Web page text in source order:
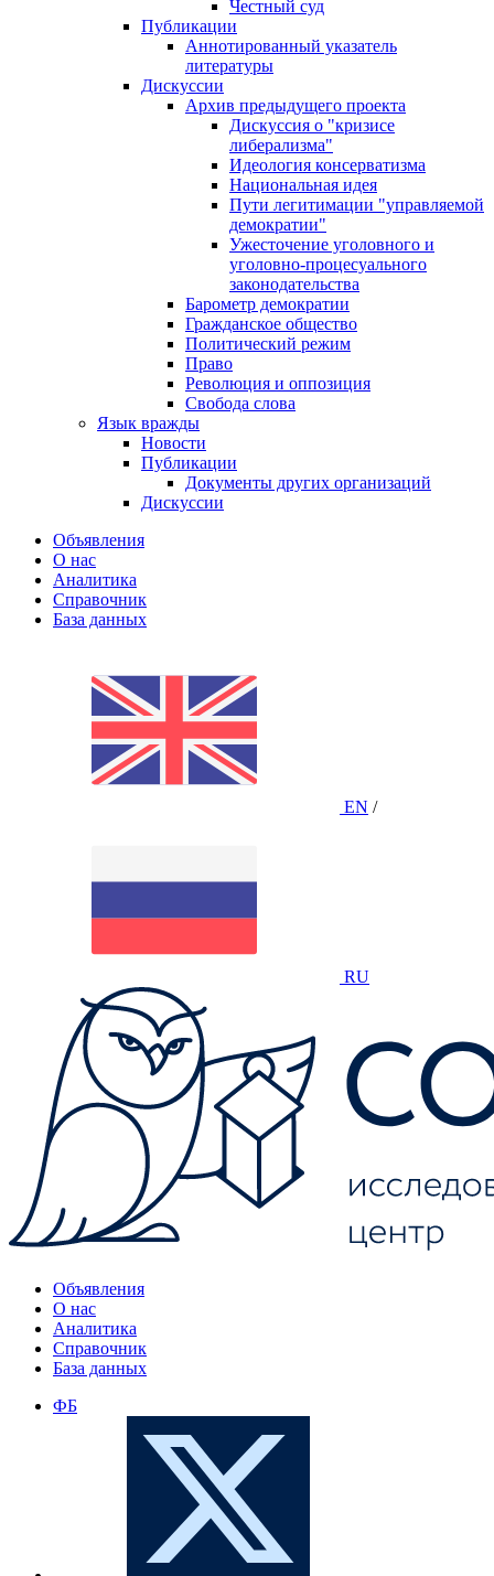
Честный суд
Публикации
Аннотированный указатель
литературы
Дискуссии
Архив предыдущего проекта
Дискуссия о "кризисе
либерализма"
Идеология консерватизма
Национальная идея
Пути легитимации "управляемой
демократии"
Ужесточение уголовного и
уголовно-процесуального
законодательства
Барометр демократии
Гражданское общество
Политический режим
Право
Революция и оппозиция
Свобода слова
Язык вражды
Новости
Публикации
Документы других организаций
Дискуссии
Объявления
О нас
Аналитика
Справочник
База данных
EN /
RU
Объявления
О нас
Аналитика
Справочник
База данных
ФБ